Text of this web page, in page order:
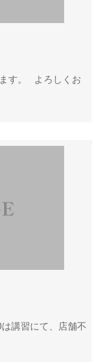
す。 よろしくお
講習にて、店舗不